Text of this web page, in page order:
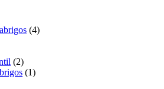
(4)
(2)
(1)